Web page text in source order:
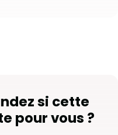
si cette
pour vous ?